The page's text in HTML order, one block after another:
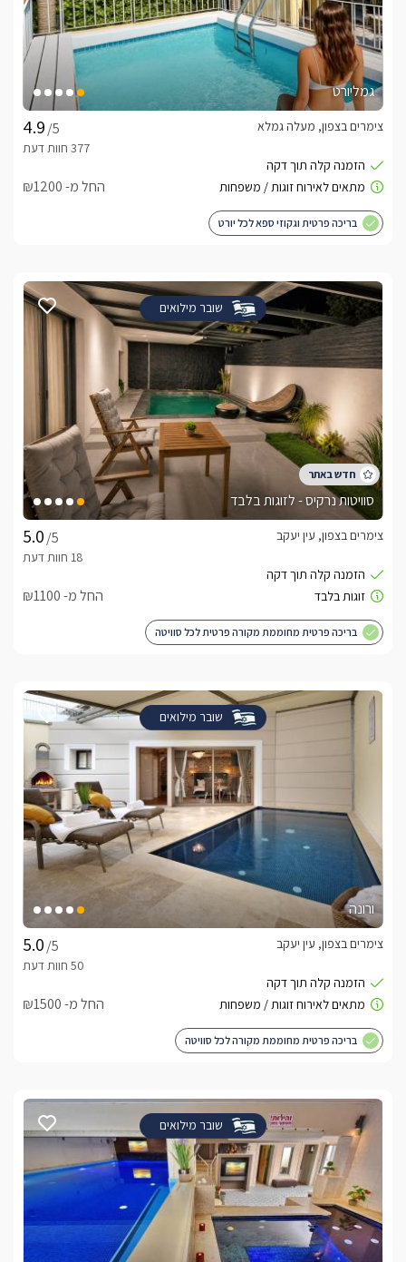
גמליורט
/5
צימרים בצפון, מעלה גמלא
החל מ- ₪1200
בריכה פרטית וגקוזי ספא לכל יורט
שובר מילואים
סוויטות נרקיס - לזוגות בלבד
/5
צימרים בצפון, עין יעקב
החל מ- ₪1100
בריכה פרטית מחוממת מקורה פרטית לכל סוויטה
שובר מילואים
ורונה
/5
צימרים בצפון, עין יעקב
החל מ- ₪1500
בריכה פרטית מחוממת מקורה לכל סוויטה
שובר מילואים